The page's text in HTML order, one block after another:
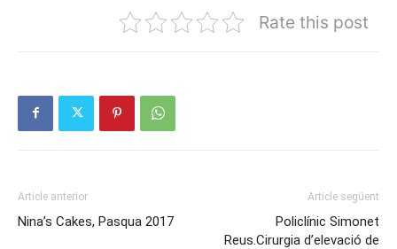
Rate this post
Article anterior
Nina’s Cakes, Pasqua 2017
Article següent
Policlínic Simonet
Reus.Cirurgia d’elevació de